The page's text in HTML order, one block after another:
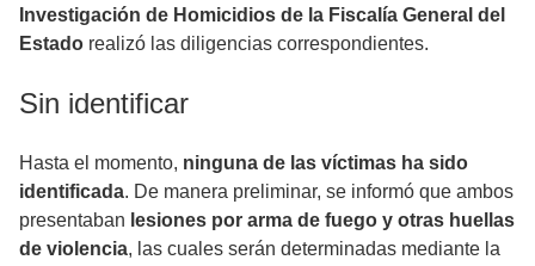
Investigación de Homicidios de la Fiscalía General del
Estado realizó las diligencias correspondientes.
Sin identificar
Hasta el momento, ninguna de las víctimas ha sido
identificada. De manera preliminar, se informó que ambos
presentaban lesiones por arma de fuego y otras huellas
de violencia, las cuales serán determinadas mediante la